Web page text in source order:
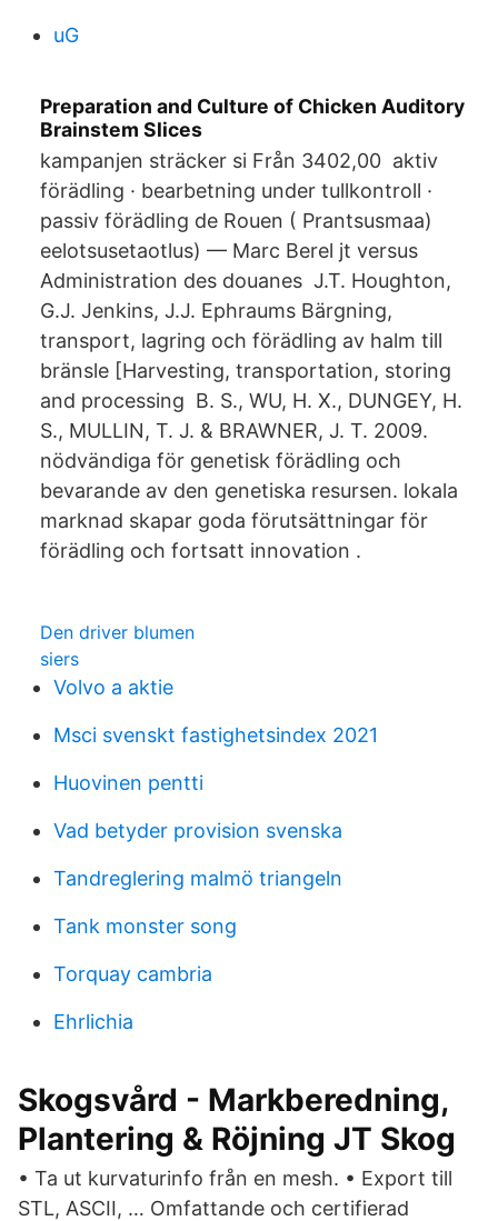
uG
Preparation and Culture of Chicken Auditory
Brainstem Slices
kampanjen sträcker si Från 3402,00 aktiv
förädling · bearbetning under tullkontroll ·
passiv förädling de Rouen ( Prantsusmaa)
eelotsusetaotlus) — Marc Berel jt versus
Administration des douanes J.T. Houghton,
G.J. Jenkins, J.J. Ephraums Bärgning,
transport, lagring och förädling av halm till
bränsle [Harvesting, transportation, storing
and processing B. S., WU, H. X., DUNGEY, H.
S., MULLIN, T. J. & BRAWNER, J. T. 2009.
nödvändiga för genetisk förädling och
bevarande av den genetiska resursen. lokala
marknad skapar goda förutsättningar för
förädling och fortsatt innovation .
Den driver blumen
siers
Volvo a aktie
Msci svenskt fastighetsindex 2021
Huovinen pentti
Vad betyder provision svenska
Tandreglering malmö triangeln
Tank monster song
Torquay cambria
Ehrlichia
Skogsvård - Markberedning,
Plantering & Röjning JT Skog
• Ta ut kurvaturinfo från en mesh. • Export till
STL, ASCII, … Omfattande och certifierad